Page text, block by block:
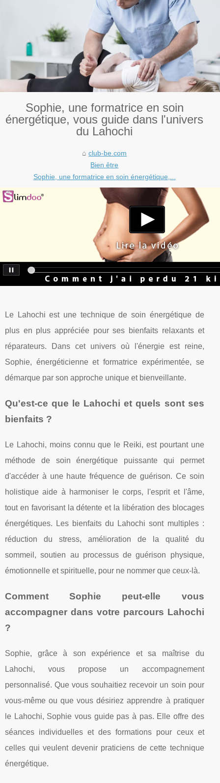
Sophie, une formatrice en soin
énergétique, vous guide dans l'univers
du Lahochi
club-be.com
Bien être
Sophie, une formatrice en soin énergétique,...
Le Lahochi est une technique de soin énergétique de
plus en plus appréciée pour ses bienfaits relaxants et
réparateurs. Dans cet univers où l'énergie est reine,
Sophie, énergéticienne et formatrice expérimentée, se
démarque par son approche unique et bienveillante.
Qu'est-ce que le Lahochi et quels sont ses
bienfaits ?
Le Lahochi, moins connu que le Reiki, est pourtant une
méthode de soin énergétique puissante qui permet
d'accéder à une haute fréquence de guérison. Ce soin
holistique aide à harmoniser le corps, l'esprit et l'âme,
tout en favorisant la détente et la libération des blocages
énergétiques. Les bienfaits du Lahochi sont multiples :
réduction du stress, amélioration de la qualité du
sommeil, soutien au processus de guérison physique,
émotionnelle et spirituelle, pour ne nommer que ceux-là.
Comment Sophie peut-elle vous
accompagner dans votre parcours Lahochi
?
Sophie, grâce à son expérience et sa maîtrise du
Lahochi, vous propose un accompagnement
personnalisé. Que vous souhaitiez recevoir un soin pour
vous-même ou que vous désiriez apprendre à pratiquer
le Lahochi, Sophie vous guide pas à pas. Elle offre des
séances individuelles et des formations pour ceux et
celles qui veulent devenir praticiens de cette technique
énergétique.